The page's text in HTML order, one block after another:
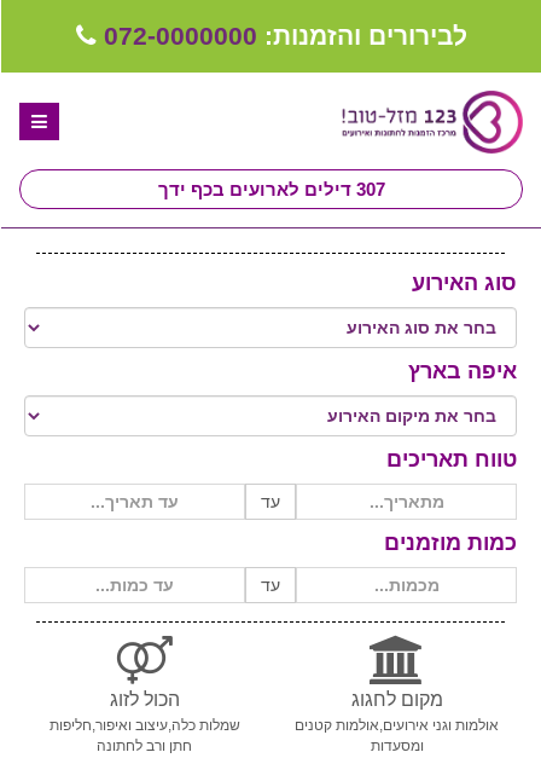
לבירורים והזמנות: 072-0000000
307 דילים לארועים בכף ידך
ספקים לחתונה מומלצים
קבלו ייעוץ בחינם
שירות אישי בקליק
סוג האירוע
איפה בארץ
טווח תאריכים
עד
כמות מוזמנים
עד
מקום לחגוג
אולמות וגני אירועים,אולמות קטנים
ומסעדות
הכול לזוג
שמלות כלה,עיצוב ואיפור,חליפות
חתן ורב לחתונה